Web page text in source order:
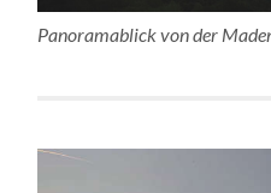
Panoramablick von der